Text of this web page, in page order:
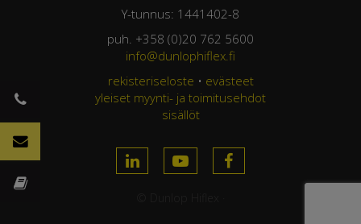
Y-tunnus: 1441402-8
puh. +358 (0)20 762 5600
info@dunlophiflex.fi
rekisteriseloste • evästeet
yleiset myynti- ja toimitusehdot
sisällöt